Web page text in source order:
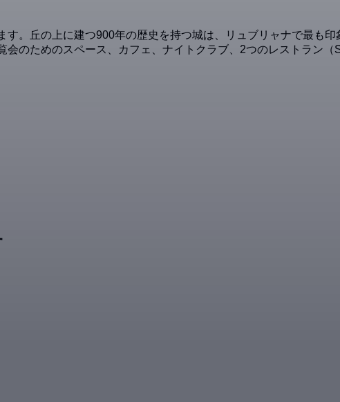
。丘の上に建つ900年の歴史を持つ城は、リュブリャナで最も
のためのスペース、カフェ、ナイトクラブ、2つのレストラン